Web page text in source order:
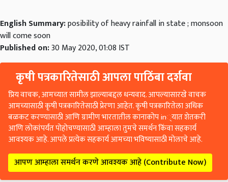
English Summary:posibility of heavy rainfall in state ; monsoon
will come soon
Published on:30 May 2020, 01:08 IST
कृषी पत्रकारितेसाठी आपला पाठिंबा दर्शवा
प्रिय वाचक, आमच्यात सामील झाल्याबद्दल धन्यवाद. आपल्यासारखे वाचक
आमच्यासाठी कृषी पत्रकारितेसाठी प्रेरणा आहेत. कृषी पत्रकारितेला अधिक
बळकट करण्यासाठी आणि ग्रामीण भारतातील कानाकोप in्यात शेतकरी
आणि लोकांपर्यंत पोहोचण्यासाठी आम्हाला तुमचे समर्थन किंवा सहकार्य
आवश्यक आहे. आपले प्रत्येक सहकार्य आमच्या भविष्यासाठी मोलाचे आहे.
आपण आम्हाला समर्थन करणे आवश्यक आहे (Contribute Now)